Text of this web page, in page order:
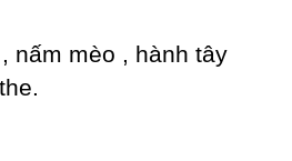
nấm mèo , hành tây